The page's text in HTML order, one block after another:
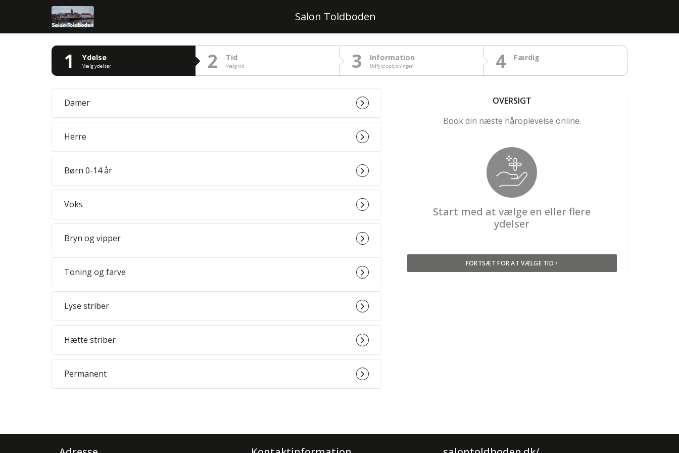
Salon Toldboden
1 Ydelse
Vælg ydelser 2 Tid
Vælg tid 3 Information
Udfyld oplysninger 4 Færdig
Damer
Herre
Børn 0-14 år
Voks
Bryn og vipper
Toning og farve
Lyse striber
Hætte striber
Permanent
OVERSIGT
Book din næste håroplevelse online.
Start med at vælge en eller flere
ydelser
FORTSÆT FOR AT VÆLGE TID